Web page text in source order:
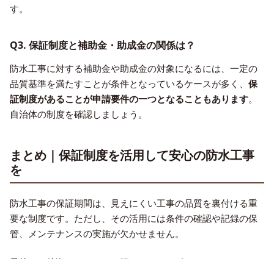
す。
Q3. 保証制度と補助金・助成金の関係は？
防水工事に対する補助金や助成金の対象になるには、一定の
品質基準を満たすことが条件となっているケースが多く、 保
証制度があることが申請要件の一つとなることもあります。
自治体の制度を確認しましょう。
まとめ｜保証制度を活用して安心の防水工事
を
防水工事の保証期間は、見えにくい工事の品質を裏付ける重
要な制度です。ただし、その活用には条件の確認や記録の保
管、メンテナンスの実施が欠かせません。